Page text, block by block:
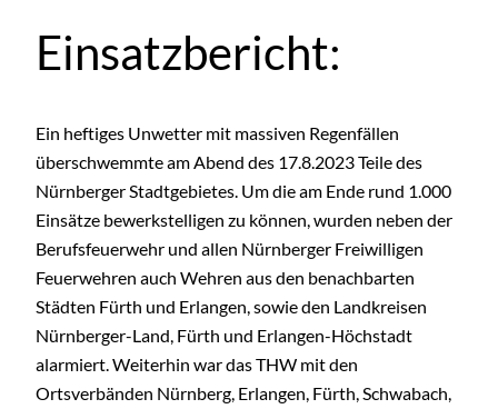
Einsatzbericht:
Ein heftiges Unwetter mit massiven Regenfällen
überschwemmte am Abend des 17.8.2023 Teile des
Nürnberger Stadtgebietes. Um die am Ende rund 1.000
Einsätze bewerkstelligen zu können, wurden neben der
Berufsfeuerwehr und allen Nürnberger Freiwilligen
Feuerwehren auch Wehren aus den benachbarten
Städten Fürth und Erlangen, sowie den Landkreisen
Nürnberger-Land, Fürth und Erlangen-Höchstadt
alarmiert. Weiterhin war das THW mit den
Ortsverbänden Nürnberg, Erlangen, Fürth, Schwabach,